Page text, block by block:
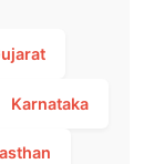
Karnataka